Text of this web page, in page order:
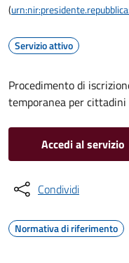
(
Servizio attivo
Procedimento di
temporanea per
Accedi al servizio
Condividi
Normativa di riferimento